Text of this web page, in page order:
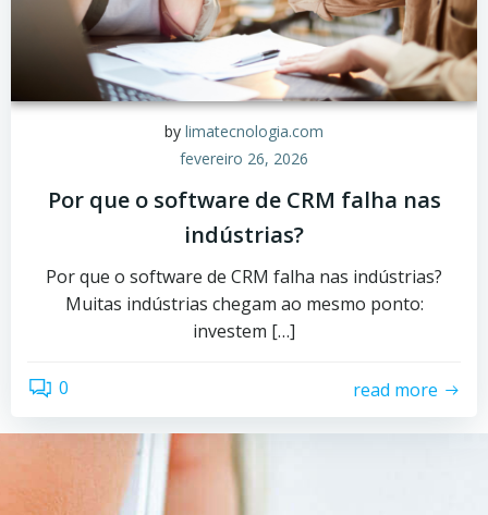
by limatecnologia.com
fevereiro 26, 2026
Por que o software de CRM falha nas
indústrias?
Por que o software de CRM falha nas indústrias?
Muitas indústrias chegam ao mesmo ponto:
investem […]
0 read more